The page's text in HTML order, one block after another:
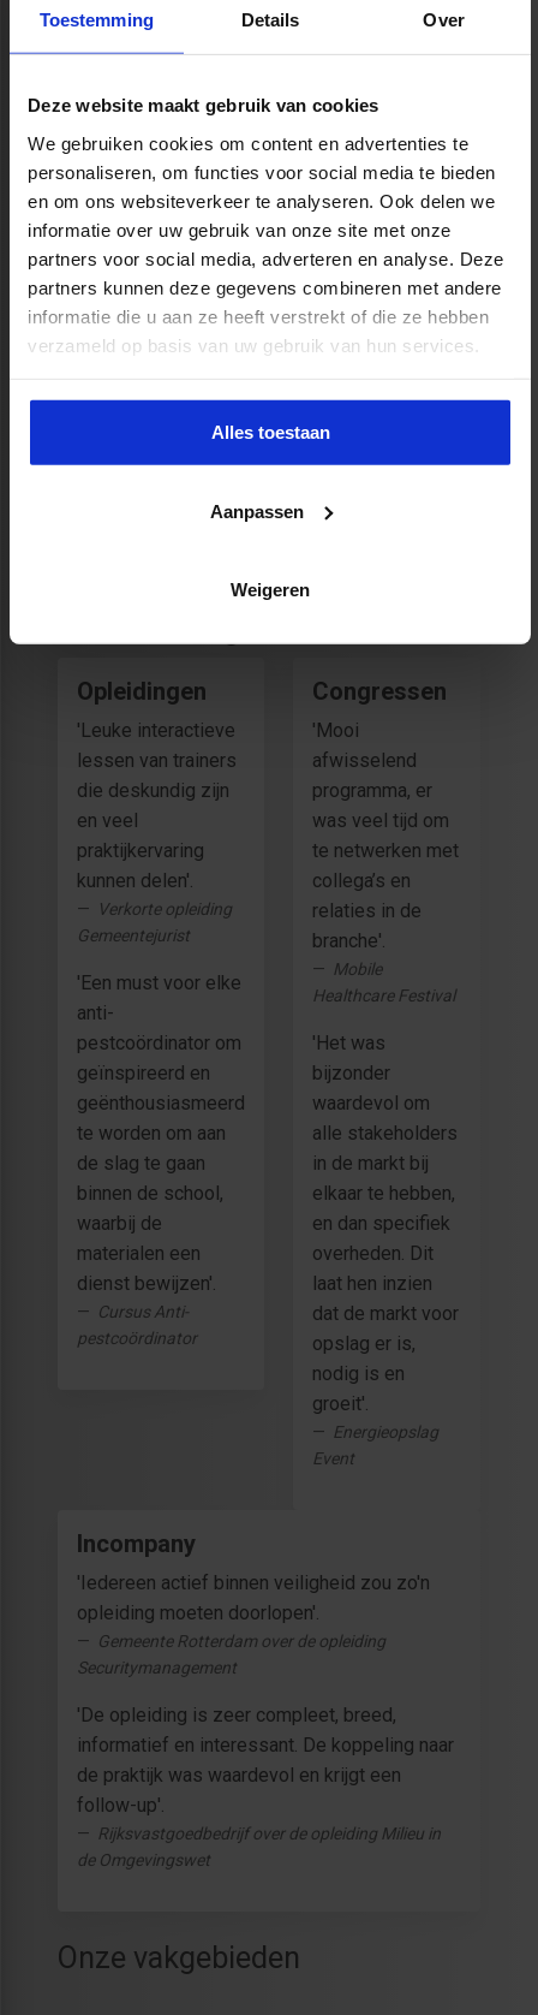
Toestemming Details Over
Deze website maakt gebruik van cookies
We gebruiken cookies om content en advertenties te
personaliseren, om functies voor social media te bieden
en om ons websiteverkeer te analyseren. Ook delen we
informatie over uw gebruik van onze site met onze
partners voor social media, adverteren en analyse. Deze
partners kunnen deze gegevens combineren met andere
informatie die u aan ze heeft verstrekt of die ze hebben
verzameld op basis van uw gebruik van hun services.
Alles toestaan
Aanpassen
Weigeren
Opleidingen
'Leuke interactieve
lessen van trainers
die deskundig zijn
en veel
praktijkervaring
kunnen delen'.
Verkorte opleiding
Gemeentejurist
'Een must voor elke
anti-
pestcoördinator om
geïnspireerd en
geënthousiasmeerd
te worden om aan
de slag te gaan
binnen de school,
waarbij de
materialen een
dienst bewijzen'.
Cursus Anti-
pestcoördinator
Congressen
'Mooi
afwisselend
programma, er
was veel tijd om
te netwerken met
collega’s en
relaties in de
branche'.
Mobile
Healthcare Festival
'Het was
bijzonder
waardevol om
alle stakeholders
in de markt bij
elkaar te hebben,
en dan specifiek
overheden. Dit
laat hen inzien
dat de markt voor
opslag er is,
nodig is en
groeit'.
Energieopslag
Event
Incompany
'Iedereen actief binnen veiligheid zou zo'n
opleiding moeten doorlopen'.
Gemeente Rotterdam over de opleiding
Securitymanagement
'De opleiding is zeer compleet, breed,
informatief en interessant. De koppeling naar
de praktijk was waardevol en krijgt een
follow-up'.
Rijksvastgoedbedrijf over de opleiding Milieu in
de Omgevingswet
Onze vakgebieden